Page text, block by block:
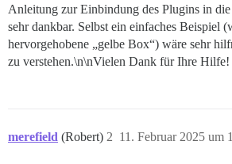
Anleitung zur Einbindung des Plugins in
sehr dankbar. Selbst ein einfaches Beispiel
hervorgehobene „gelbe Box“) wäre sehr
zu verstehen.\n\nVielen Dank für Ihre Hilfe!
merefield (Robert) 11. Februar 2025 um
2